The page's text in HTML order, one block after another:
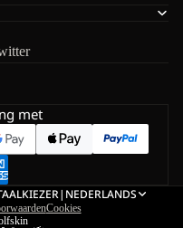
met
| NEDERLANDS
Cookies